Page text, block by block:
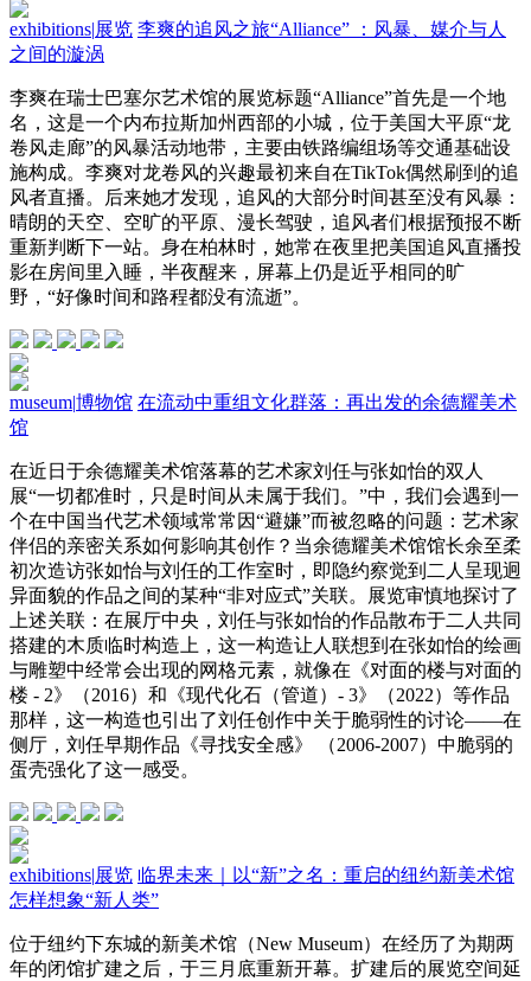
exhibitions|展览 李爽的追风之旅“Alliance” ：风暴、媒介与人
之间的漩涡
李爽在瑞士巴塞尔艺术馆的展览标题“Alliance”首先是一个地
名，这是一个内布拉斯加州西部的小城，位于美国大平原“龙
卷风走廊”的风暴活动地带，主要由铁路编组场等交通基础设
施构成。李爽对龙卷风的兴趣最初来自在TikTok偶然刷到的追
风者直播。后来她才发现，追风的大部分时间甚至没有风暴：
晴朗的天空、空旷的平原、漫长驾驶，追风者们根据预报不断
重新判断下一站。身在柏林时，她常在夜里把美国追风直播投
影在房间里入睡，半夜醒来，屏幕上仍是近乎相同的旷
野，“好像时间和路程都没有流逝”。
museum|博物馆 在流动中重组文化群落：再出发的余德耀美术
馆
在近日于余德耀美术馆落幕的艺术家刘任与张如怡的双人
展“一切都准时，只是时间从未属于我们。”中，我们会遇到一
个在中国当代艺术领域常常因“避嫌”而被忽略的问题：艺术家
伴侣的亲密关系如何影响其创作？当余德耀美术馆馆长余至柔
初次造访张如怡与刘任的工作室时，即隐约察觉到二人呈现迥
异面貌的作品之间的某种“非对应式”关联。展览审慎地探讨了
上述关联：在展厅中央，刘任与张如怡的作品散布于二人共同
搭建的木质临时构造上，这一构造让人联想到在张如怡的绘画
与雕塑中经常会出现的网格元素，就像在《对面的楼与对面的
楼 - 2》（2016）和《现代化石（管道）- 3》（2022）等作品
那样，这一构造也引出了刘任创作中关于脆弱性的讨论——在
侧厅，刘任早期作品《寻找安全感》 （2006-2007）中脆弱的
蛋壳强化了这一感受。
exhibitions|展览 临界未来｜以“新”之名：重启的纽约新美术馆
怎样想象“新人类”
位于纽约下东城的新美术馆（New Museum）在经历了为期两
年的闭馆扩建之后，于三月底重新开幕。扩建后的展览空间延